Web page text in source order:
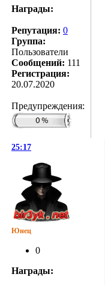
Награды:
Репутация: 0
Группа:
Пользователи
Сообщений: 111
Регистрация:
20.07.2020
Предупреждения:
25:17
Юнец
0
Награды: